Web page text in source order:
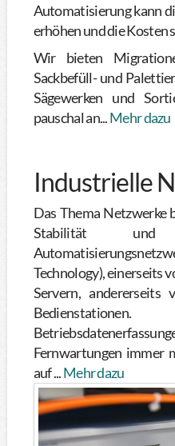
Automatisierung kann
erhöhen und die Kosten
Wir bieten
Sackbefüll- und
Sägewerken und
pauschal an...Mehr dazu
Industrielle
Das Thema Netzwerke
Stabilität
Technology), einerseits
Servern,
Fernwartungen immer
auf ...Mehr dazu